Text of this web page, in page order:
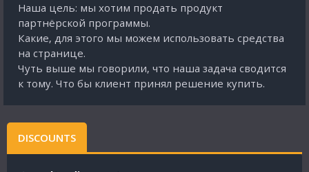
Наша цель: мы хотим продать продукт
партнёрской программы.
Какие, для этого мы можем использовать средства
на странице.
Чуть выше мы говорили, что наша задача сводится
к тому. Что бы клиент принял решение купить.
DISCOUNTS